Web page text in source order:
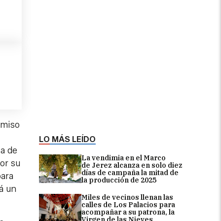
LO MÁS LEÍDO
La vendimia en el Marco
de Jerez alcanza en solo diez
días de campaña la mitad de
la producción de 2025
Miles de vecinos llenan las
calles de Los Palacios para
acompañar a su patrona, la
de
su
un